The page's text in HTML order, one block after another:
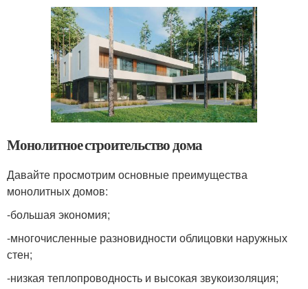
Монолитное строительство дома
Давайте просмотрим основные преимущества
монолитных домов:
-большая экономия;
-многочисленные разновидности облицовки наружных
стен;
-низкая теплопроводность и высокая звукоизоляция;